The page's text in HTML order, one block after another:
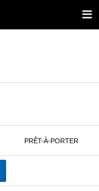
≡
PRÊT-À-PORTER